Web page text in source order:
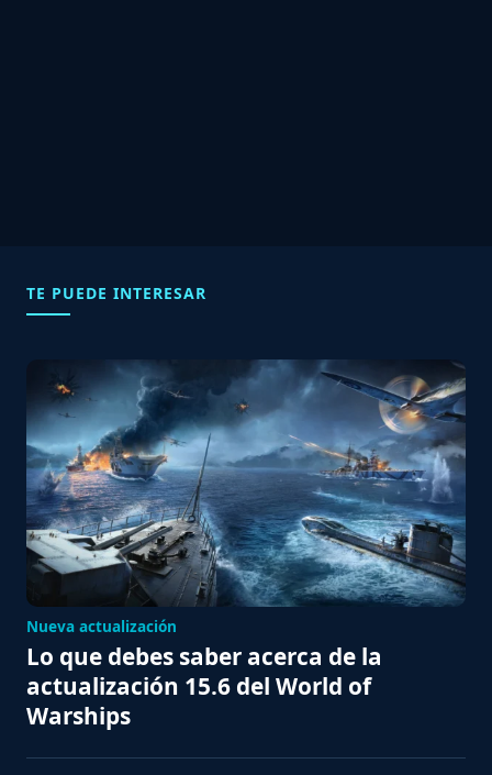
TE PUEDE INTERESAR
Nueva actualización
Lo que debes saber acerca de la
actualización 15.6 del World of
Warships